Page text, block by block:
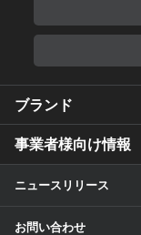
ブランド
事業者様向け情報
ニュースリリース
お問い合わせ